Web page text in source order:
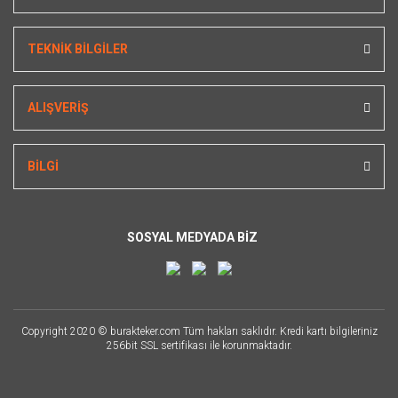
TEKNİK BİLGİLER
ALIŞVERİŞ
BİLGİ
SOSYAL MEDYADA BİZ
Copyright 2020 © burakteker.com Tüm hakları saklıdır. Kredi kartı bilgileriniz
256bit SSL sertifikası ile korunmaktadır.